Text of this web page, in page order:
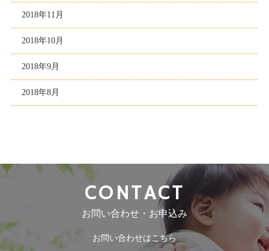
2018年11月
2018年10月
2018年9月
2018年8月
CONTACT
お問い合わせ・お申込み
お問い合わせはこちら